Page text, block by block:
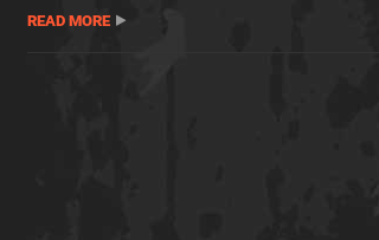
READ MORE